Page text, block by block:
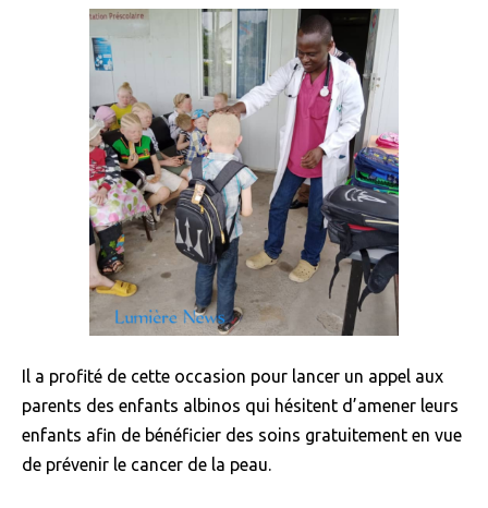
Il a profité de cette occasion pour lancer un appel aux
parents des enfants albinos qui hésitent d’amener leurs
enfants afin de bénéficier des soins gratuitement en vue
de prévenir le cancer de la peau.